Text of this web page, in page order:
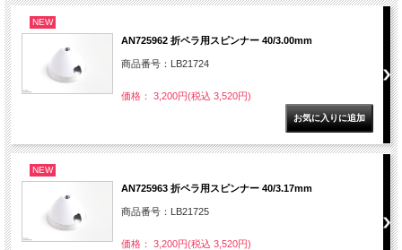
NEW
AN725962 折ペラ用スピンナー 40/3.00mm
商品番号：LB21724
価格： 3,200円(税込 3,520円)
NEW
AN725963 折ペラ用スピンナー 40/3.17mm
商品番号：LB21725
価格： 3,200円(税込 3,520円)